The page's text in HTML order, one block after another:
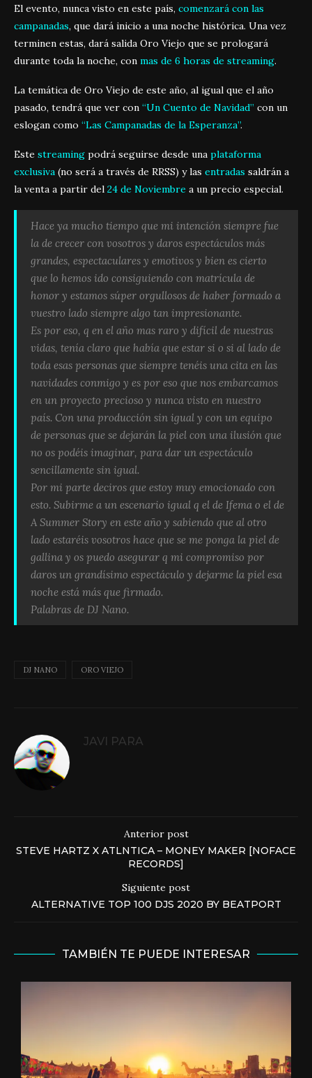
El evento, nunca visto en este país, comenzará con las
campanadas, que dará inicio a una noche histórica. Una vez
terminen estas, dará salida Oro Viejo que se prologará
durante toda la noche, con mas de 6 horas de streaming.
La temática de Oro Viejo de este año, al igual que el año
pasado, tendrá que ver con “Un Cuento de Navidad” con un
eslogan como “Las Campanadas de la Esperanza”.
Este streaming podrá seguirse desde una plataforma
exclusiva (no será a través de RRSS) y las entradas saldrán a
la venta a partir del 24 de Noviembre a un precio especial.
Hace ya mucho tiempo que mi intención siempre fue
la de crecer con vosotros y daros espectáculos más
grandes, espectaculares y emotivos y bien es cierto
que lo hemos ido consiguiendo con matrícula de
honor y estamos súper orgullosos de haber formado a
vuestro lado siempre algo tan impresionante.
Es por eso, q en el año mas raro y difícil de nuestras
vidas, tenía claro que había que estar si o si al lado de
toda esas personas que siempre tenéis una cita en las
navidades conmigo y es por eso que nos embarcamos
en un proyecto precioso y nunca visto en nuestro
país. Con una producción sin igual y con un equipo
de personas que se dejarán la piel con una ilusión que
no os podéis imaginar, para dar un espectáculo
sencillamente sin igual.
Por mi parte deciros que estoy muy emocionado con
esto. Subirme a un escenario igual q el de Ifema o el de
A Summer Story en este año y sabiendo que al otro
lado estaréis vosotros hace que se me ponga la piel de
gallina y os puedo asegurar q mi compromiso por
daros un grandísimo espectáculo y dejarme la piel esa
noche está más que firmado.
Palabras de DJ Nano.
DJ NANO ORO VIEJO
JAVI PARA
Anterior post
STEVE HARTZ X ATLNTICA – MONEY MAKER [NOFACE
RECORDS]
Siguiente post
ALTERNATIVE TOP 100 DJS 2020 BY BEATPORT
TAMBIÉN TE PUEDE INTERESAR